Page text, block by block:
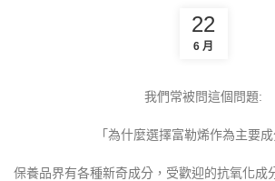
22
6 月
我們常被問這個問題:
「為什麼選擇富勒烯作為主要成
保養品界有各種新奇成分，受歡迎的抗氧化成